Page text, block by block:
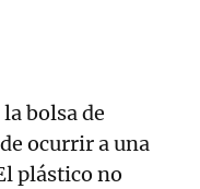
bolsa de
ocurrir a una
plástico no